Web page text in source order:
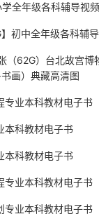
全年级各科辅导视
】初中全年级各科辅
（62G）台北故宫博
书画）典藏高清图
专业本科教材电子书
本科教材电子书
本科教材电子书
专业本科教材电子书
专业本科教材电子书